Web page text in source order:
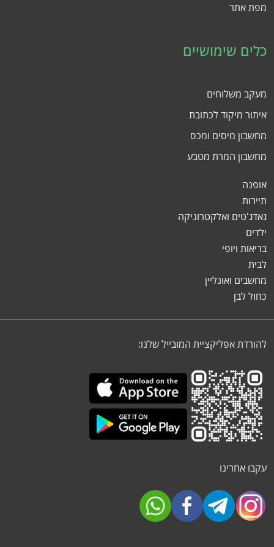
מפת אתר
כלים שימושיים
מעקב משלוחים
איתור מיקוד לכתובת
מחשבון מיסים ומכס
מחשבון המרת מטבע
אופנה
תיירות
גאדג'טים ואלקטרוניקה
ילדים
בריאות ויופי
לבית
מחשבים ואונליין
כחול לבן
להורדת אפליקציית המובייל שלנו:
עקבו אחרינו